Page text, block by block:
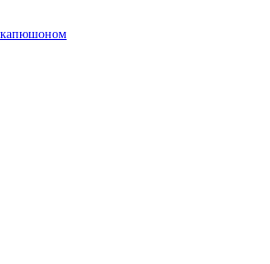
капюшоном